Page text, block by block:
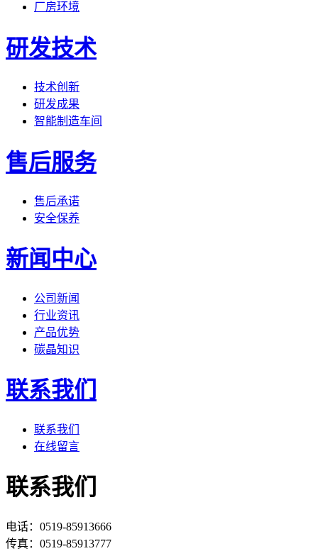
厂房环境
研发技术
技术创新
研发成果
智能制造车间
售后服务
售后承诺
安全保养
新闻中心
公司新闻
行业资讯
产品优势
碳晶知识
联系我们
联系我们
在线留言
联系我们
电话：0519-85913666
传真：0519-85913777